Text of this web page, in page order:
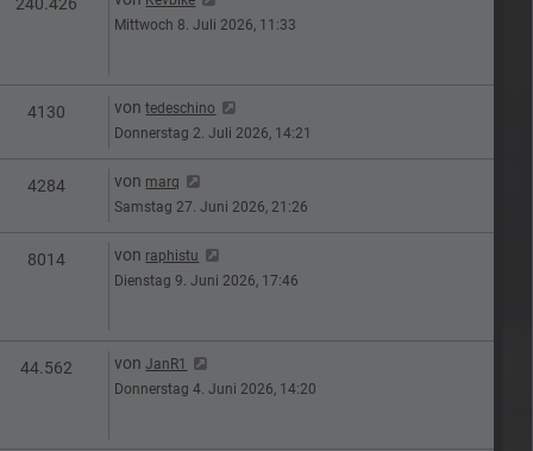
Mittwoch 8. Juli 2026, 11:33
4130 ZugriffeLetzter Beitrag
vontedeschino
Donnerstag 2. Juli 2026, 14:21
4284ZugriffeLetzter Beitrag
von marq
Samstag 27. Juni 2026, 21:26
8014ZugriffeLetzter Beitrag
von raphistu
Dienstag 9. Juni 2026, 17:46
44.562 ZugriffeLetzter Beitrag
vonJanR1
Donnerstag 4. Juni 2026, 14:20